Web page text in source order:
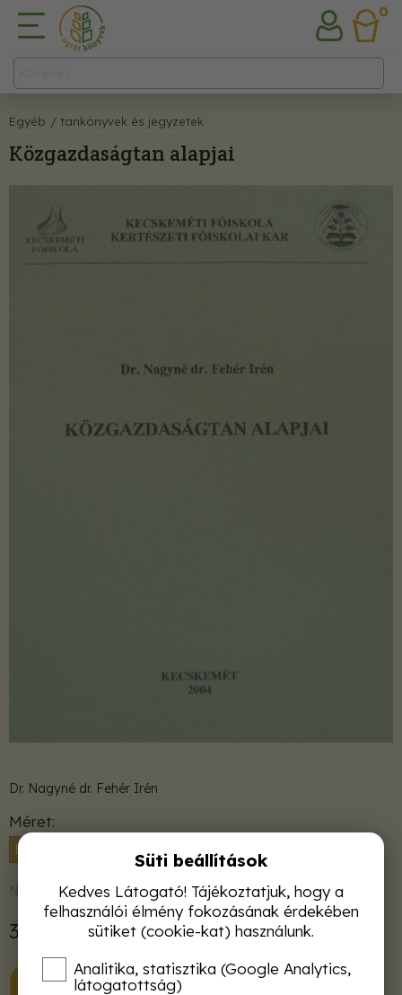
0
Egyéb / tankönyvek és jegyzetek
Közgazdaságtan alapjai
Dr. Nagyné dr. Fehér Irén
Méret
B5
Nincs raktáron
3 400 Ft
KOSÁRBA
Süti beállítások
Kedves Látogató! Tájékoztatjuk, hogy a
felhasználói élmény fokozásának érdekében
sütiket (cookie-kat) használunk.
Analitika, statisztika (Google Analytics,
látogatottság)